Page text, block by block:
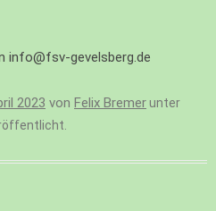
info@fsv-gevelsberg.de
2023 von Felix Bremerunter